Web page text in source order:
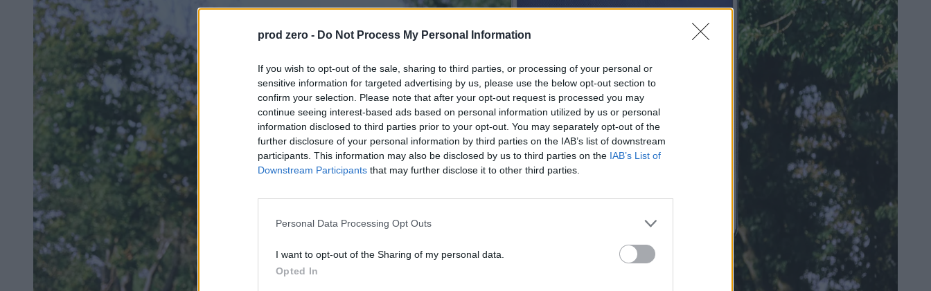
prod zero - Do Not Process My Personal Information
If you wish to opt-out of the sale, sharing to third parties, or processing of your personal or
sensitive information for targeted advertising by us, please use the below opt-out section to
confirm your selection. Please note that after your opt-out request is processed you may
continue seeing interest-based ads based on personal information utilized by us or personal
information disclosed to third parties prior to your opt-out. You may separately opt-out of the
further disclosure of your personal information by third parties on the IAB’s list of downstream
participants. This information may also be disclosed by us to third parties on the IAB’s List of
Downstream Participants that may further disclose it to other third parties.
Personal Data Processing Opt Outs
I want to opt-out of the Sharing of my personal data.
Opted In